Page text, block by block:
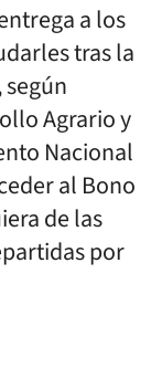
a los
tras la
Agrario y
Nacional
al Bono
de las
por